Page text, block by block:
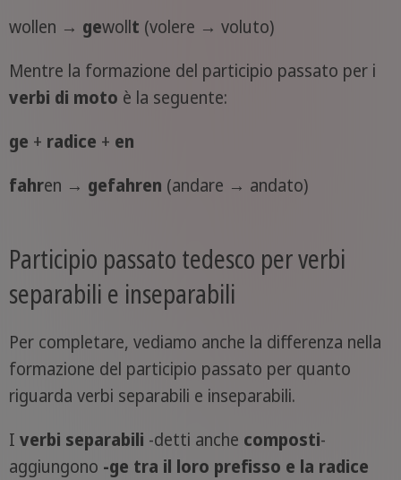
wollen → gewollt (volere → voluto)
Mentre la formazione del participio passato per i
verbi di moto è la seguente:
ge + radice + en
fahren → gefahren (andare → andato)
Participio passato tedesco per verbi
separabili e inseparabili
Per completare, vediamo anche la differenza nella
formazione del participio passato per quanto
riguarda verbi separabili e inseparabili.
I verbi separabili -detti anche composti-
aggiungono -ge tra il loro prefisso e la radice